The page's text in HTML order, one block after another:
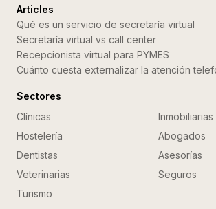
Articles
Qué es un servicio de secretaría virtual
Secretaría virtual vs call center
Recepcionista virtual para PYMES
Cuánto cuesta externalizar la atención
Sectores
Clínicas
Inmobiliarias
Hostelería
Abogados
Dentistas
Asesorías
Veterinarias
Seguros
Turismo